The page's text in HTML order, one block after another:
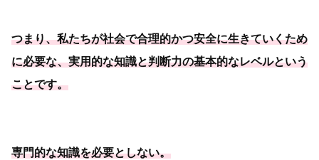
つまり、私たちが社会で合理的かつ安全に生きていくため
に必要な、実用的な知識と判断力の基本的なレベルという
ことです。
専門的な知識を必要としない。